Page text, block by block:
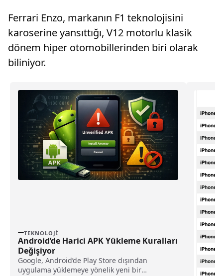
Ferrari Enzo, markanın F1 teknolojisini
karoserine yansıttığı, V12 motorlu klasik
dönem hiper otomobillerinden biri olarak
biliniyor.
TEKNOLOJI
Android’de Harici APK Yükleme Kuralları
Değişiyor
Google, Android’de Play Store dışından
uygulama yüklemeye yönelik yeni bir